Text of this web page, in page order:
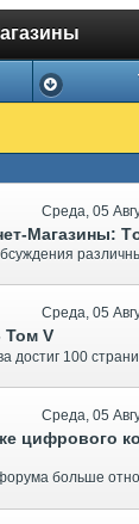
Магазины:
Том V
цифрового